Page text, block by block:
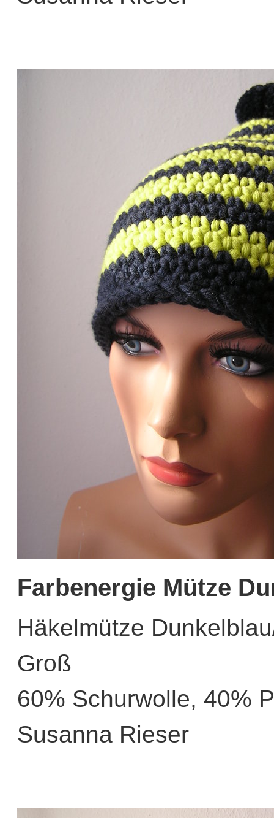
Farbenergie Mütze
Häkelmütze
Groß
60% Schurwolle, 40%
Susanna Rieser